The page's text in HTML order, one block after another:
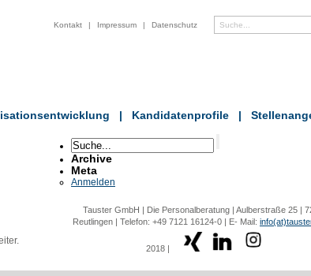
Kontakt | Impressum | Datenschutz
| Kandidatenprofile |
Archive
Meta
Anmelden
Tauster GmbH | Die Personalberatung | Aulberstraße 25 |
Reutlingen | Telefon: +49 7121 16124-0 | E- Mail:
2018 |